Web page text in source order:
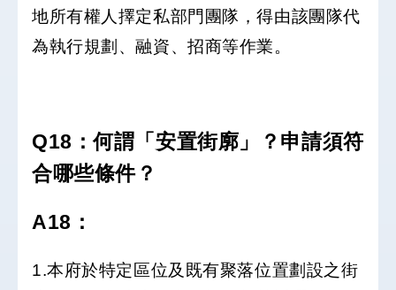
地所有權人擇定私部門團隊，得由該團隊代
為執行規劃、融資、招商等作業。
Q18：何謂「安置街廓」？申請須符
合哪些條件？
A18 ：
1.本府於特定區位及既有聚落位置劃設之街